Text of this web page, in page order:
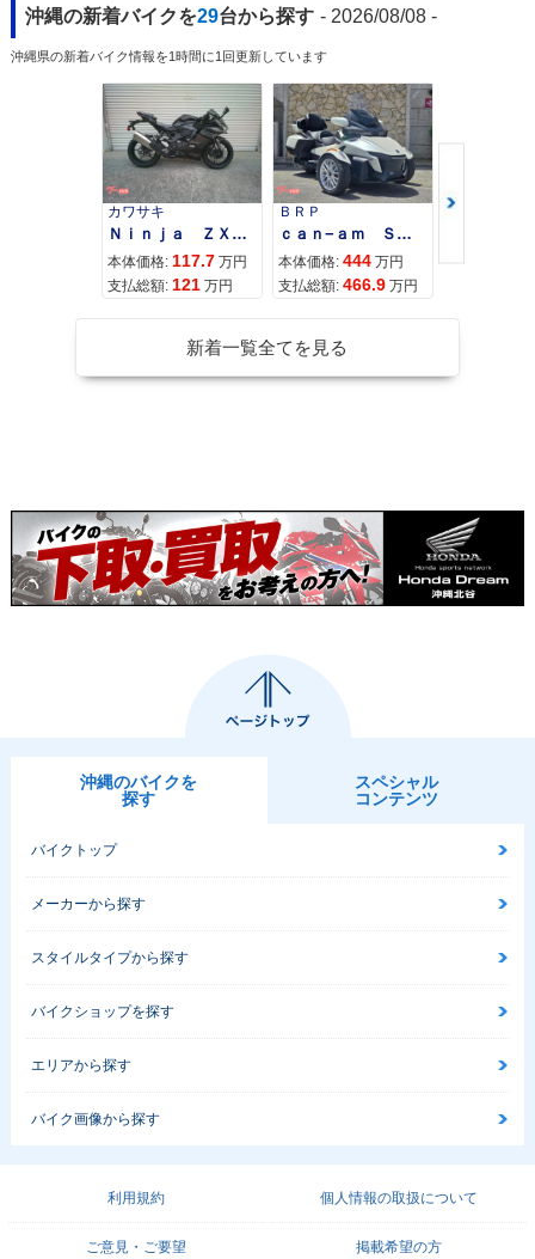
2006年 CB1300 SU
PER FOUR・カラー
2005年 CB1300 SU
PER FOUR ABS・
新登場
2005年 CB1300 SU
PER FOUR・マイナ
ーチェンジ
2000年 CB1300 SU
PER FOUR・マイナ
ーチェンジ
2000年 CB1300 SU
PER FOUR・マイナ
ーチェンジ
1999年 CB1300 SU
PER FOUR・追加
ーチェンジ
沖縄の新着バイクを29台から探す - 2026/08/08 -
沖縄県の新着バイク情報を1時間に1回更新しています
カワサキ
Ｎｉｎｊａ ＺＸ−４Ｒ ＳＥ
本体価格: 117.7 万円
支払総額: 121 万円
ＢＲＰ
ｃａｎ−ａｍ ＳＰＹＤＥＲ ＲＴ ＬＩＭＩＴＥＤ
本体価格: 444 万円
支払総額: 466.9 万円
スズキ
本体価格:
新着一覧全てを見る
沖縄のバイクを
探す
スペシャル
コンテンツ
バイクトップ
メーカーから探す
スタイルタイプから探す
バイクショップを探す
エリアから探す
バイク画像から探す
利用規約 個人情報の取扱について
ご意見・ご要望 掲載希望の方